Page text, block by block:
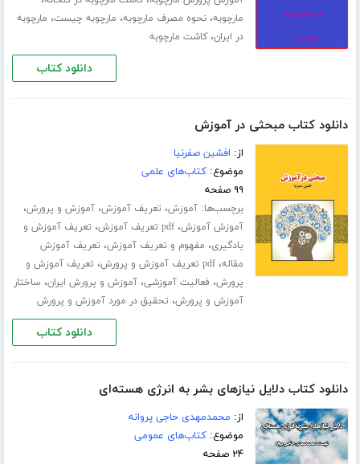
مارچوبه،نحوه مصرف مارچوبه، مارچوبه چیست، مارچوبه
در ایران،کاشت مارچوبه
دانلود کتاب
دانلود کتاب مبحثی در آموزش
از: افشین صفرنیا
موضوع:کتاب‌های علمی
۹۹ صفحه
برچسب‌ها:آموزش، تعریف آموزش،آموزش و پرورش،
آموزش آموزش،pdf تعریف آموزش ، تعریف آموزش و
یادگیری، مفهوم و تعریف آموزش، تعریف آموزش
مقاله،pdf تعریف آموزش و پرورش ، تعریف آموزش و
پرورش، فعالیت آموزشی،آموزش و پرورش ایران، ساختار
آموزش و پرورش، تحقیق در مورد آموزش و پرورش
دانلود کتاب
دانلود کتاب دلایل نیازهای بشر به انرژی هسته‌ای
از: محمدمهدی حاجی پروانه
موضوع:کتاب‌های عمومی
۲۴ صفحه